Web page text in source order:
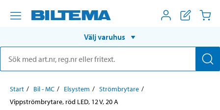
Välj varuhus
Start Bil - MC Elsystem
Strömbrytare
Vippströmbrytare, röd LED, 12 V, 20 A